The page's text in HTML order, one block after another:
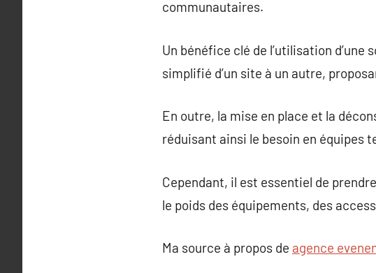
communautaires.
Un bénéfice clé de l’utilisation
simplifié d’un site à un autre,
En outre, la mise en place et la
réduisant ainsi le besoin en équipes
Cependant, il est essentiel de
le poids des équipements, des
Ma source à propos de agence